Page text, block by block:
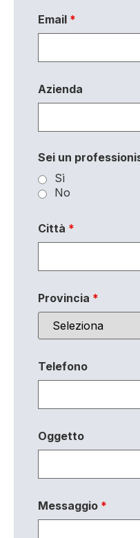
Email *
Azienda
Sei un
Sì
No
Città *
Provincia *
Telefono
Oggetto
Messaggio *